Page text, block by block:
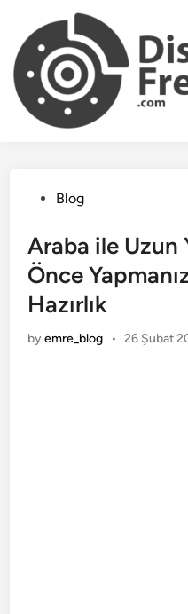
content
PostedBlog
Araba ile Uzun
Önce
Hazırlık
byemre_blog • 26 Şubat